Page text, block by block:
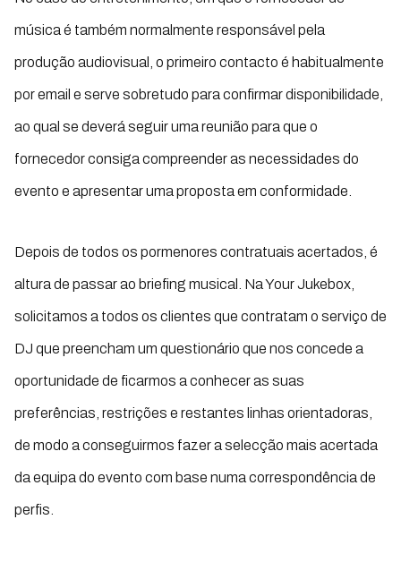
música é também normalmente responsável pela
produção audiovisual, o primeiro contacto é habitualmente
por email e serve sobretudo para confirmar disponibilidade,
ao qual se deverá seguir uma reunião para que o
fornecedor consiga compreender as necessidades do
evento e apresentar uma proposta em conformidade.
Depois de todos os pormenores contratuais acertados, é
altura de passar ao briefing musical. Na Your Jukebox,
solicitamos a todos os clientes que contratam o serviço de
DJ que preencham um questionário que nos concede a
oportunidade de ficarmos a conhecer as suas
preferências, restrições e restantes linhas orientadoras,
de modo a conseguirmos fazer a selecção mais acertada
da equipa do evento com base numa correspondência de
perfis.